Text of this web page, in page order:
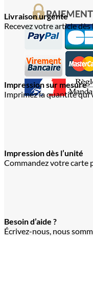
Livraison urgente
Recevez votre article
Impression sur mesure
Imprimez la quantité qui
Impression dès l’unité
Commandez votre carte
Besoin d’aide ?
Écrivez-nous, nous